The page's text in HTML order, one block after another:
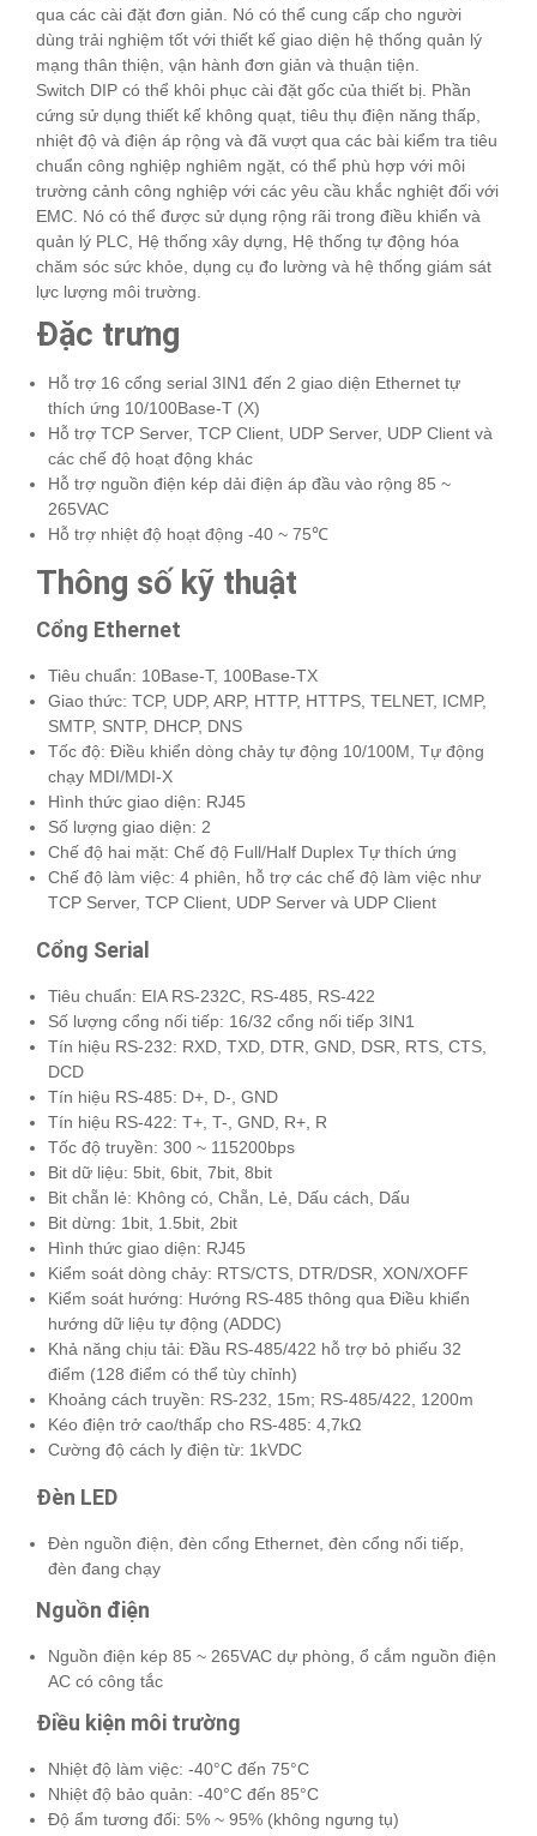
qua các cài đặt đơn giản. Nó có thể cung cấp cho người
dùng trải nghiệm tốt với thiết kế giao diện hệ thống quản lý
mạng thân thiện, vận hành đơn giản và thuận tiện.
Switch DIP có thể khôi phục cài đặt gốc của thiết bị. Phần
cứng sử dụng thiết kế không quạt, tiêu thụ điện năng thấp,
nhiệt độ và điện áp rộng và đã vượt qua các bài kiểm tra tiêu
chuẩn công nghiệp nghiêm ngặt, có thể phù hợp với môi
trường cảnh công nghiệp với các yêu cầu khắc nghiệt đối với
EMC. Nó có thể được sử dụng rộng rãi trong điều khiển và
quản lý PLC, Hệ thống xây dựng, Hệ thống tự động hóa
chăm sóc sức khỏe, dụng cụ đo lường và hệ thống giám sát
lực lượng môi trường.
Đặc trưng
Hỗ trợ 16 cổng serial 3IN1 đến 2 giao diện Ethernet tự
thích ứng 10/100Base-T (X)
Hỗ trợ TCP Server, TCP Client, UDP Server, UDP Client và
các chế độ hoạt động khác
Hỗ trợ nguồn điện kép dải điện áp đầu vào rộng 85 ~
265VAC
Hỗ trợ nhiệt độ hoạt động -40 ~ 75℃
Thông số kỹ thuật
Cổng Ethernet
Tiêu chuẩn: 10Base-T, 100Base-TX
Giao thức: TCP, UDP, ARP, HTTP, HTTPS, TELNET, ICMP,
SMTP, SNTP, DHCP, DNS
Tốc độ: Điều khiển dòng chảy tự động 10/100M, Tự động
chạy MDI/MDI-X
Hình thức giao diện: RJ45
Số lượng giao diện: 2
Chế độ hai mặt: Chế độ Full/Half Duplex Tự thích ứng
Chế độ làm việc: 4 phiên, hỗ trợ các chế độ làm việc như
TCP Server, TCP Client, UDP Server và UDP Client
Cổng Serial
Tiêu chuẩn: EIA RS-232C, RS-485, RS-422
Số lượng cổng nối tiếp: 16/32 cổng nối tiếp 3IN1
Tín hiệu RS-232: RXD, TXD, DTR, GND, DSR, RTS, CTS,
DCD
Tín hiệu RS-485: D+, D-, GND
Tín hiệu RS-422: T+, T-, GND, R+, R
Tốc độ truyền: 300 ~ 115200bps
Bit dữ liệu: 5bit, 6bit, 7bit, 8bit
Bit chẵn lẻ: Không có, Chẵn, Lẻ, Dấu cách, Dấu
Bit dừng: 1bit, 1.5bit, 2bit
Hình thức giao diện: RJ45
Kiểm soát dòng chảy: RTS/CTS, DTR/DSR, XON/XOFF
Kiểm soát hướng: Hướng RS-485 thông qua Điều khiển
hướng dữ liệu tự động (ADDC)
Khả năng chịu tải: Đầu RS-485/422 hỗ trợ bỏ phiếu 32
điểm (128 điểm có thể tùy chỉnh)
Khoảng cách truyền: RS-232, 15m; RS-485/422, 1200m
Kéo điện trở cao/thấp cho RS-485: 4,7kΩ
Cường độ cách ly điện từ: 1kVDC
Đèn LED
Đèn nguồn điện, đèn cổng Ethernet, đèn cổng nối tiếp,
đèn đang chạy
Nguồn điện
Nguồn điện kép 85 ~ 265VAC dự phòng, ổ cắm nguồn điện
AC có công tắc
Điều kiện môi trường
Nhiệt độ làm việc: -40°C đến 75°C
Nhiệt độ bảo quản: -40°C đến 85°C
Độ ẩm tương đối: 5% ~ 95% (không ngưng tụ)